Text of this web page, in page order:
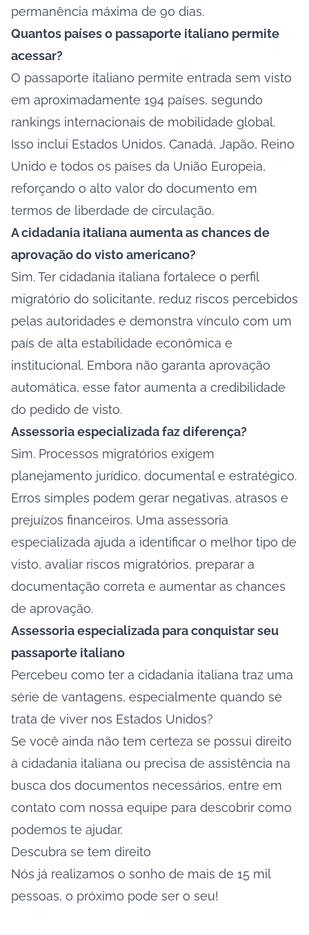
permanência máxima de 90 dias.
Quantos países o passaporte italiano permite
acessar?
O passaporte italiano permite entrada sem visto
em aproximadamente 194 países, segundo
rankings internacionais de mobilidade global.
Isso inclui Estados Unidos, Canadá, Japão, Reino
Unido e todos os países da União Europeia,
reforçando o alto valor do documento em
termos de liberdade de circulação.
A cidadania italiana aumenta as chances de
aprovação do visto americano?
Sim. Ter cidadania italiana fortalece o perfil
migratório do solicitante, reduz riscos percebidos
pelas autoridades e demonstra vínculo com um
país de alta estabilidade econômica e
institucional. Embora não garanta aprovação
automática, esse fator aumenta a credibilidade
do pedido de visto.
Assessoria especializada faz diferença?
Sim. Processos migratórios exigem
planejamento jurídico, documental e estratégico.
Erros simples podem gerar negativas, atrasos e
prejuízos financeiros. Uma assessoria
especializada ajuda a identificar o melhor tipo de
visto, avaliar riscos migratórios, preparar a
documentação correta e aumentar as chances
de aprovação.
Assessoria especializada para conquistar seu
passaporte italiano
Percebeu como ter a cidadania italiana traz uma
série de vantagens, especialmente quando se
trata de viver nos Estados Unidos?
Se você ainda não tem certeza se possui direito
à cidadania italiana ou precisa de assistência na
busca dos documentos necessários, entre em
contato com nossa equipe para descobrir como
podemos te ajudar.
Descubra se tem direito
Nós já realizamos o sonho de mais de 15 mil
pessoas, o próximo pode ser o seu!